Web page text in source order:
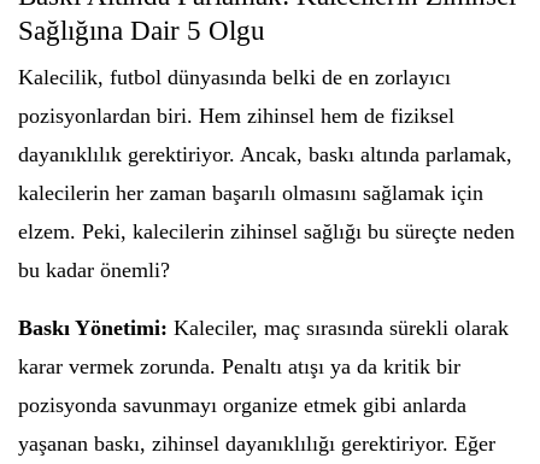
Sağlığına Dair 5 Olgu
Kalecilik, futbol dünyasında belki de en zorlayıcı
pozisyonlardan biri. Hem zihinsel hem de fiziksel
dayanıklılık gerektiriyor. Ancak, baskı altında parlamak,
kalecilerin her zaman başarılı olmasını sağlamak için
elzem. Peki, kalecilerin zihinsel sağlığı bu süreçte neden
bu kadar önemli?
Baskı Yönetimi: Kaleciler, maç sırasında sürekli olarak
karar vermek zorunda. Penaltı atışı ya da kritik bir
pozisyonda savunmayı organize etmek gibi anlarda
yaşanan baskı, zihinsel dayanıklılığı gerektiriyor. Eğer